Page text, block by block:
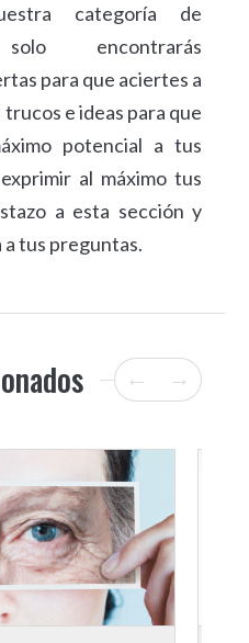
categoría de
encontrarás
para que aciertes a
e ideas para que
potencial a tus
al máximo tus
a esta sección y
tus preguntas.
← →